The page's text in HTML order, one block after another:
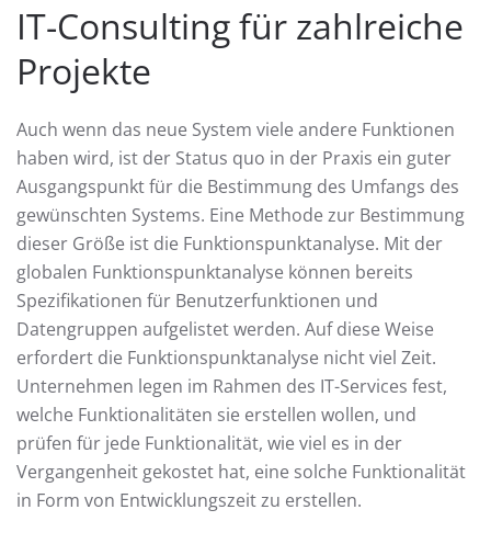
IT-Consulting für zahlreiche
Projekte
Auch wenn das neue System viele andere Funktionen
haben wird, ist der Status quo in der Praxis ein guter
Ausgangspunkt für die Bestimmung des Umfangs des
gewünschten Systems. Eine Methode zur Bestimmung
dieser Größe ist die Funktionspunktanalyse. Mit der
globalen Funktionspunktanalyse können bereits
Spezifikationen für Benutzerfunktionen und
Datengruppen aufgelistet werden. Auf diese Weise
erfordert die Funktionspunktanalyse nicht viel Zeit.
Unternehmen legen im Rahmen des IT-Services fest,
welche Funktionalitäten sie erstellen wollen, und
prüfen für jede Funktionalität, wie viel es in der
Vergangenheit gekostet hat, eine solche Funktionalität
in Form von Entwicklungszeit zu erstellen.